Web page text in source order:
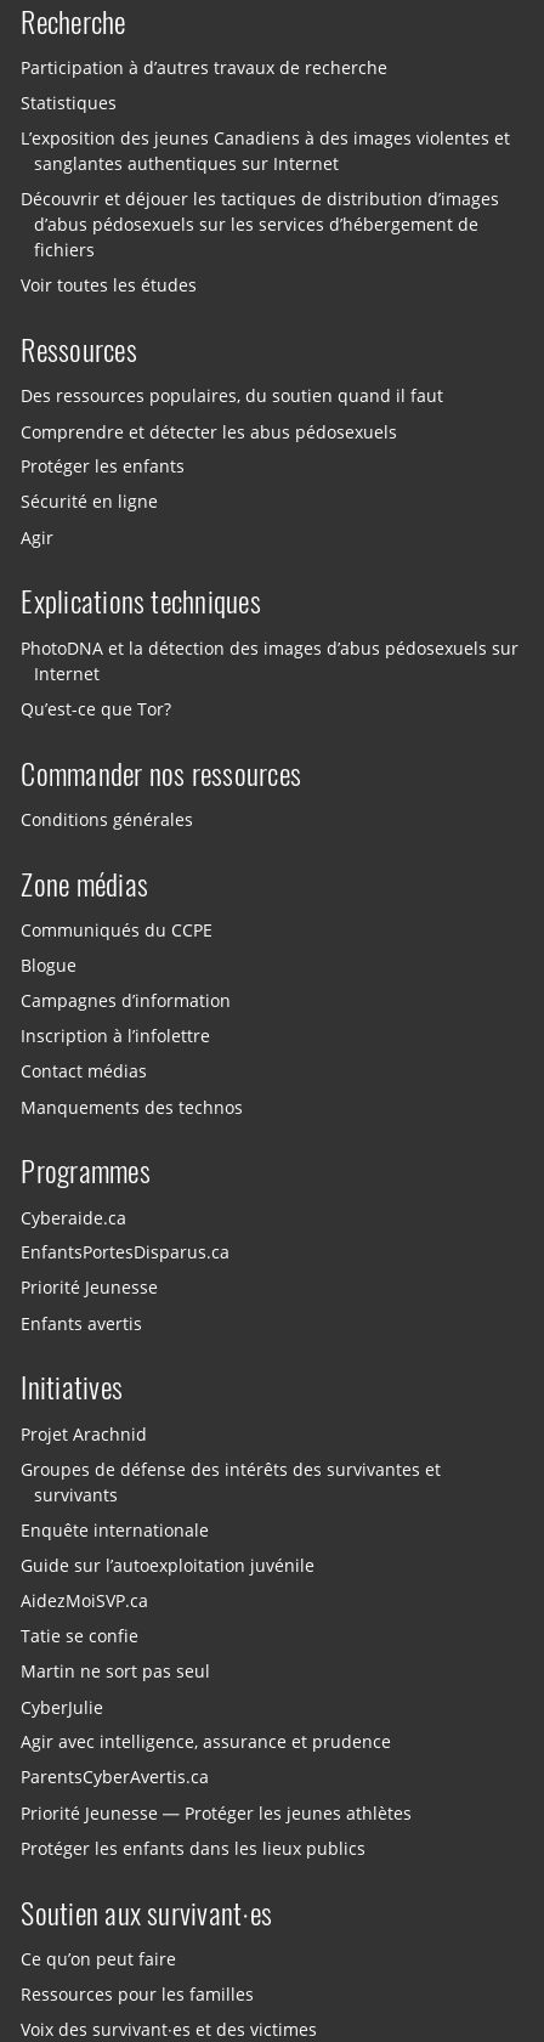
Recherche
Participation à d’autres travaux de recherche
Statistiques
L’exposition des jeunes Canadiens à des images violentes et
sanglantes authentiques sur Internet
Découvrir et déjouer les tactiques de distribution d’images
d’abus pédosexuels sur les services d’hébergement de
fichiers
Voir toutes les études
Ressources
Des ressources populaires, du soutien quand il faut
Comprendre et détecter les abus pédosexuels
Protéger les enfants
Sécurité en ligne
Agir
Explications techniques
PhotoDNA et la détection des images d’abus pédosexuels sur
Internet
Qu’est-ce que Tor?
Commander nos ressources
Conditions générales
Zone médias
Communiqués du CCPE
Blogue
Campagnes d’information
Inscription à l’infolettre
Contact médias
Manquements des technos
Programmes
Cyberaide.ca
EnfantsPortesDisparus.ca
Priorité Jeunesse
Enfants avertis
Initiatives
Projet Arachnid
Groupes de défense des intérêts des survivantes et
survivants
Enquête internationale
Guide sur l’autoexploitation juvénile
AidezMoiSVP.ca
Tatie se confie
Martin ne sort pas seul
CyberJulie
Agir avec intelligence, assurance et prudence
ParentsCyberAvertis.ca
Priorité Jeunesse — Protéger les jeunes athlètes
Protéger les enfants dans les lieux publics
Soutien aux survivant·es
Ce qu’on peut faire
Ressources pour les familles
Voix des survivant·es et des victimes